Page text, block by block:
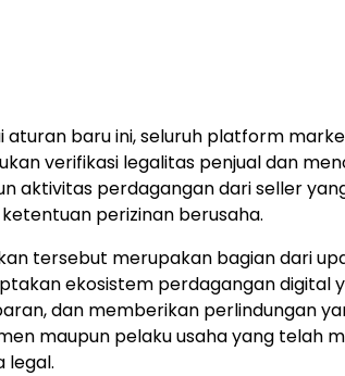
aturan baru ini, seluruh platform
verifikasi legalitas penjual dan
aktivitas perdagangan dari seller
ketentuan perizinan berusaha.
tersebut merupakan bagian dari
ekosistem perdagangan digital
dan memberikan perlindungan
maupun pelaku usaha yang telah
legal.